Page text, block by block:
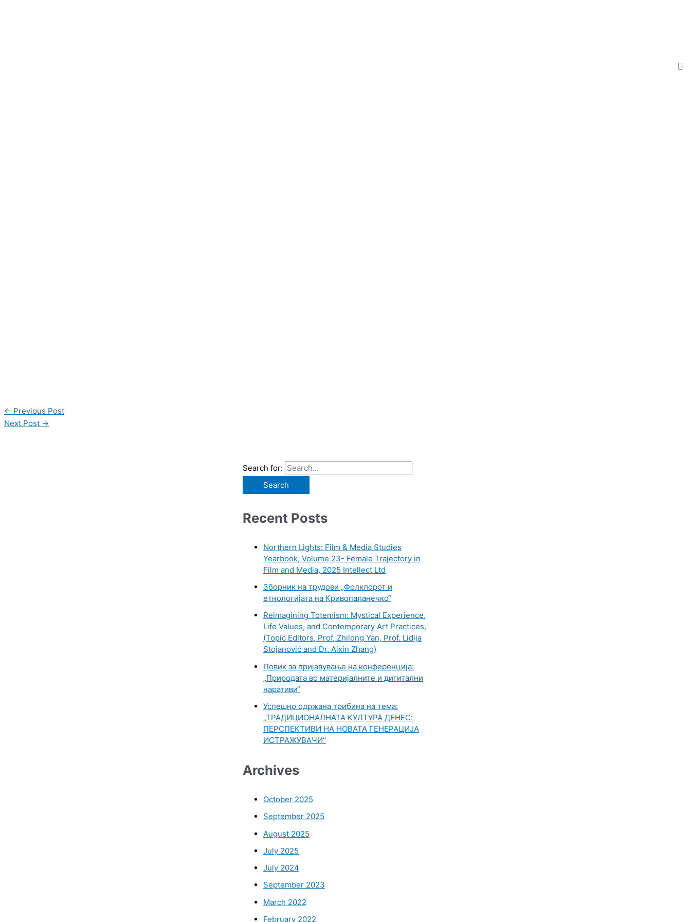
← Previous Post
Next Post →
Search for:
Recent Posts
Northern Lights: Film & Media Studies
Yearbook, Volume 23- Female Trajectory in
Film and Media, 2025 Intellect Ltd
Зборник на трудови „Фолклорот и
етнологијата на Кривопаланечко“
Reimagining Totemism: Mystical Experience,
Life Values, and Contemporary Art Practices,
(Topic Editors, Prof, Zhilong Yan, Prof. Lidija
Stojanović and Dr. Aixin Zhang)
Повик за пријавување на конференција:
„Природата во материјалните и дигитални
наративи“
Успешно одржана трибина на тема:
„ТРАДИЦИОНАЛНАТА КУЛТУРА ДЕНЕС:
ПЕРСПЕКТИВИ НА НОВАТА ГЕНЕРАЦИЈА
ИСТРАЖУВАЧИ“
Archives
October 2025
September 2025
August 2025
July 2025
July 2024
September 2023
March 2022
February 2022